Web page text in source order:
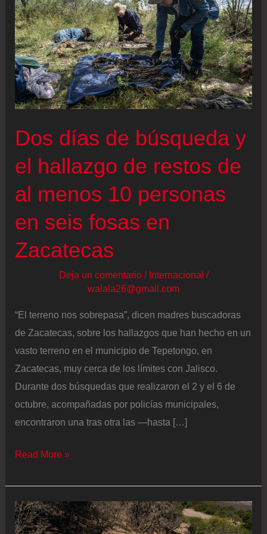
Dos días de búsqueda y
el hallazgo de restos de
al menos 10 personas
en seis fosas en
Zacatecas
Deja un comentario / Internacional /
walala26@gmail.com
“El terreno nos sobrepasa”, dicen madres buscadoras
de Zacatecas, sobre los hallazgos que han hecho en un
vasto terreno en el municipio de Tepetongo, en
Zacatecas, muy cerca de los límites con Jalisco.
Durante dos búsquedas que realizaron el 2 y el 6 de
octubre, acompañadas por policías municipales,
encontraron una tras otra las —hasta […]
Dos
de
búsqueda
y
Read More »